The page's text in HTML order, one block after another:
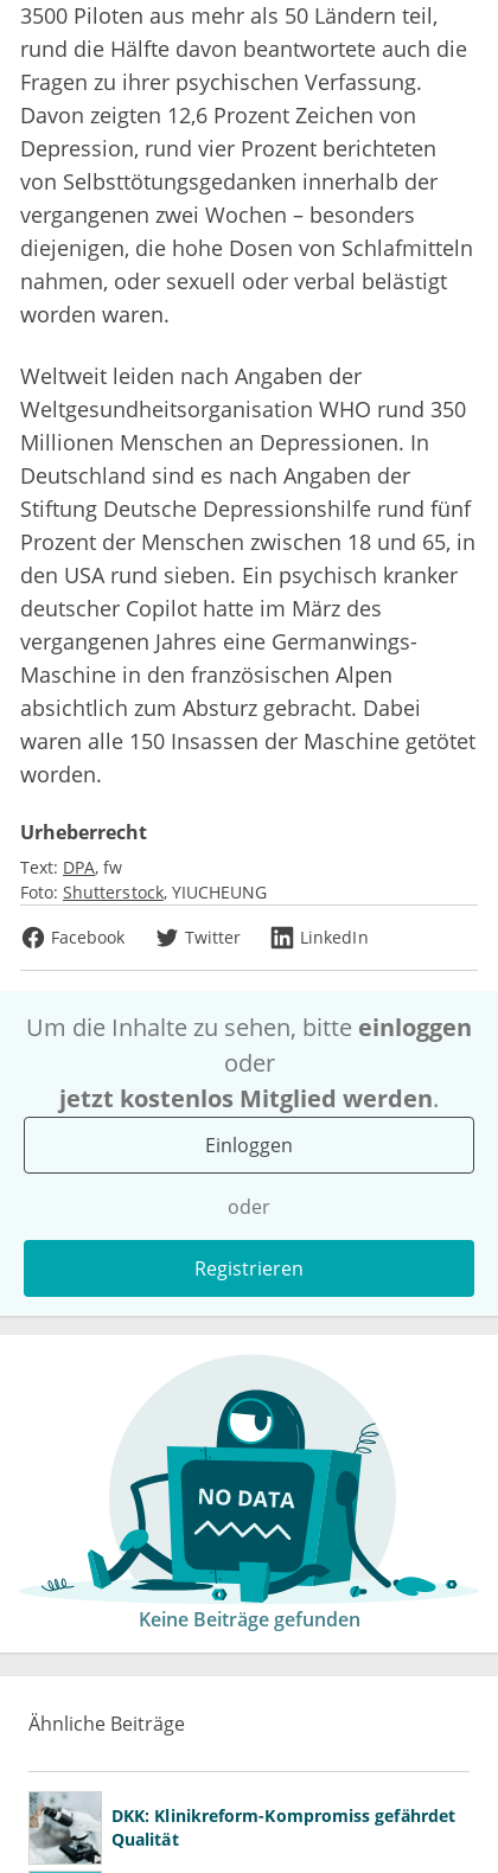
3500 Piloten aus mehr als 50 Ländern teil,
rund die Hälfte davon beantwortete auch die
Fragen zu ihrer psychischen Verfassung.
Davon zeigten 12,6 Prozent Zeichen von
Depression, rund vier Prozent berichteten
von Selbsttötungsgedanken innerhalb der
vergangenen zwei Wochen – besonders
diejenigen, die hohe Dosen von Schlafmitteln
nahmen, oder sexuell oder verbal belästigt
worden waren.
Weltweit leiden nach Angaben der
Weltgesundheitsorganisation WHO rund 350
Millionen Menschen an Depressionen. In
Deutschland sind es nach Angaben der
Stiftung Deutsche Depressionshilfe rund fünf
Prozent der Menschen zwischen 18 und 65, in
den USA rund sieben. Ein psychisch kranker
deutscher Copilot hatte im März des
vergangenen Jahres eine Germanwings-
Maschine in den französischen Alpen
absichtlich zum Absturz gebracht. Dabei
waren alle 150 Insassen der Maschine getötet
worden.
Urheberrecht
Text: DPA fw
Foto: Shutterstock YIUCHEUNG
Facebook
Twitter LinkedIn
Um die Inhalte zu sehen, bitte einloggen
oder
jetzt kostenlos Mitglied werden.
Einloggen
oder
Registrieren
Keine Beiträge gefunden
Ähnliche Beiträge
DKK: Klinikreform-Kompromiss gefährdet
Qualität